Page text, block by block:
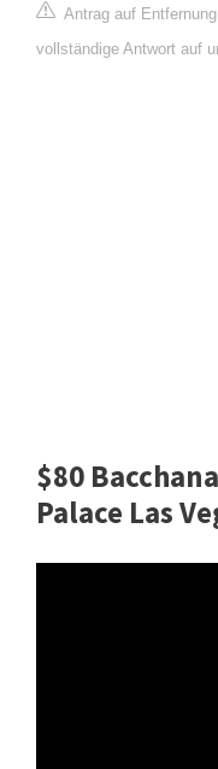
Antrag auf
vollständige Antwort auf
$80
Palace Las